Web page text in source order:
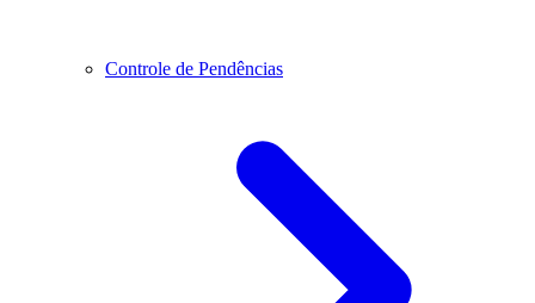
Controle de Pendências